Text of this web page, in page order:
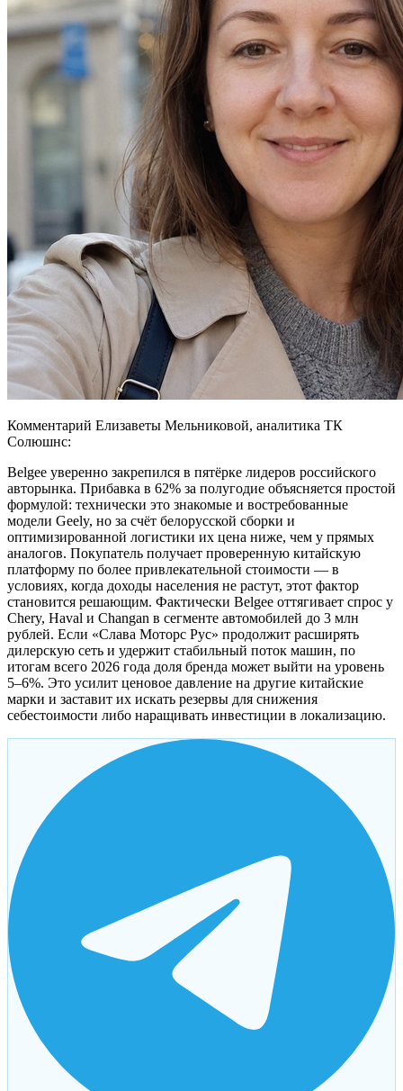
Комментарий Елизаветы Мельниковой, аналитика ТК
Солюшнс:
Belgee уверенно закрепился в пятёрке лидеров российского
авторынка. Прибавка в 62% за полугодие объясняется простой
формулой: технически это знакомые и востребованные
модели Geely, но за счёт белорусской сборки и
оптимизированной логистики их цена ниже, чем у прямых
аналогов. Покупатель получает проверенную китайскую
платформу по более привлекательной стоимости — в
условиях, когда доходы населения не растут, этот фактор
становится решающим. Фактически Belgee оттягивает спрос у
Chery, Haval и Changan в сегменте автомобилей до 3 млн
рублей. Если «Слава Моторс Рус» продолжит расширять
дилерскую сеть и удержит стабильный поток машин, по
итогам всего 2026 года доля бренда может выйти на уровень
5–6%. Это усилит ценовое давление на другие китайские
марки и заставит их искать резервы для снижения
себестоимости либо наращивать инвестиции в локализацию.